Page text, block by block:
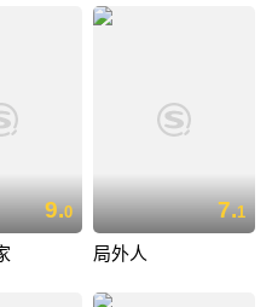
9.0 7.1
局外人